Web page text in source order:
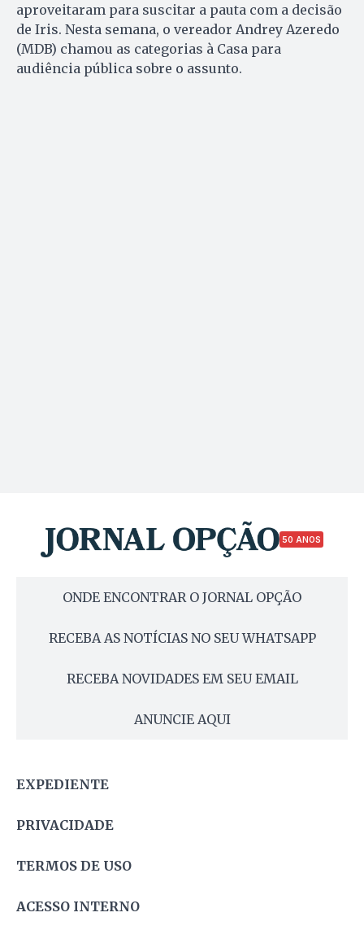
aproveitaram para suscitar a pauta com a decisão
de Iris. Nesta semana, o vereador Andrey Azeredo
(MDB) chamou as categorias à Casa para
audiência pública sobre o assunto.
50 ANOS
ONDE ENCONTRAR O JORNAL OPÇÃO
RECEBA AS NOTÍCIAS NO SEU WHATSAPP
RECEBA NOVIDADES EM SEU EMAIL
ANUNCIE AQUI
EXPEDIENTE
PRIVACIDADE
TERMOS DE USO
ACESSO INTERNO